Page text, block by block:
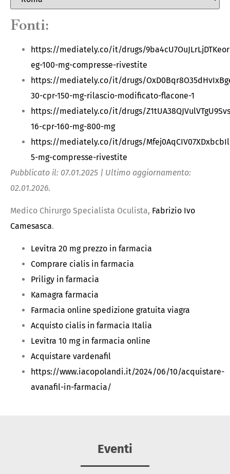
Fonti:
https://mediately.co/it/drugs/
eg-100-mg-compresse-rivestite
https://mediately.co/it/drugs/
30-cpr-150-mg-rilascio-modificato-flacone-1
https://mediately.co/it/drugs/
16-cpr-160-mg-800-mg
https://mediately.co/it/drugs/
5-mg-compresse-rivestite
Pubblicato il: 07.01.2025 | Ultimo aggiornamento:
02.01.2026.
Medico Chirurgo Specialista Oculista, Fabrizio Ivo
Camesasca.
Levitra 20 mg prezzo in farmacia
Comprare cialis in farmacia
Priligy in farmacia
Kamagra farmacia
Farmacia online spedizione gratuita viagra
Acquisto cialis in farmacia Italia
Levitra 10 mg in farmacia online
Acquistare vardenafil
https://www.iacopolandi.it/2024/06/10/acquistare-
avanafil-in-farmacia/
Eventi